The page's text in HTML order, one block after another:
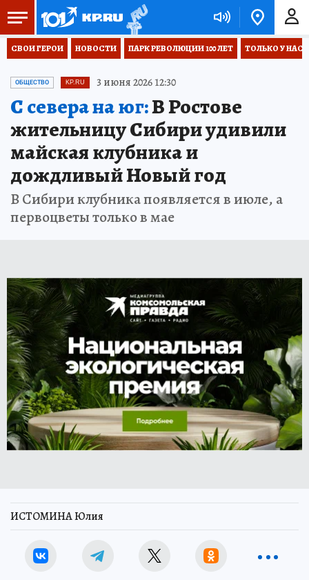
СВОИ ГЕРОИ НОВОСТИ ПАРК РЕВОЛЮЦИИ 100 ЛЕТ ТОЛЬКО У НАС
ОБЩЕСТВО KP.RU 3 июня 2026 12:30
С севера на юг:В Ростове
жительницу Сибири удивили
майская клубника и
дождливый Новый год
В Сибири клубника появляется в июле, а
первоцветы только в мае
ИСТОМИНА Юлия